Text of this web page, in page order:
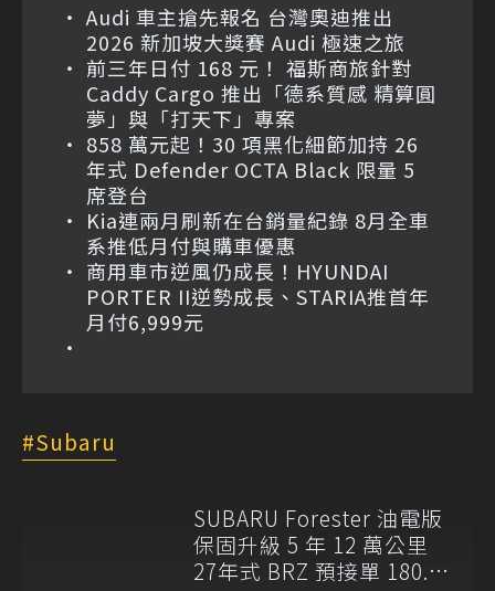
Audi 車主搶先報名 台灣奧迪推出
2026 新加坡大獎賽 Audi 極速之旅
前三年日付 168 元！ 福斯商旅針對
Caddy Cargo 推出「德系質感 精算圓
夢」與「打天下」專案
858 萬元起！30 項黑化細節加持 26
年式 Defender OCTA Black 限量 5
席登台
Kia連兩月刷新在台銷量紀錄 8月全車
系推低月付與購車優惠
商用車市逆風仍成長！HYUNDAI
PORTER II逆勢成長、STARIA推首年
月付6,999元
Subaru
SUBARU Forester 油電版
保固升級 5 年 12 萬公里
27年式 BRZ 預接單 180.8